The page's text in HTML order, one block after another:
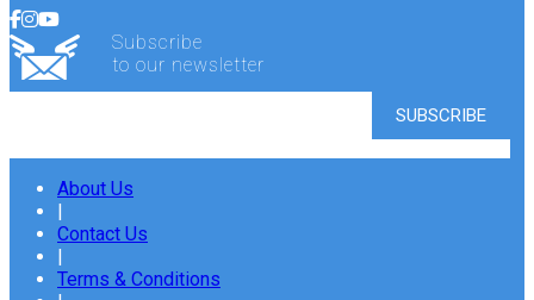
Subscribe
to our newsletter
About Us
|
Contact Us
|
Terms & Conditions